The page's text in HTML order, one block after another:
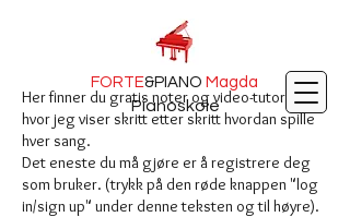
Pianoskole
FORTE&PIANO Magda
Her finner du gratis noter og video-tutorials
hvor jeg viser skritt etter skritt hvordan spille
hver sang.
Det eneste du må gjøre er å registrere deg
som bruker. (trykk på den røde knappen "log
in/sign up" under denne teksten og til høyre).